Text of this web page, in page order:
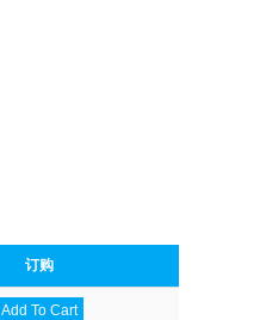
订购
Add To Cart